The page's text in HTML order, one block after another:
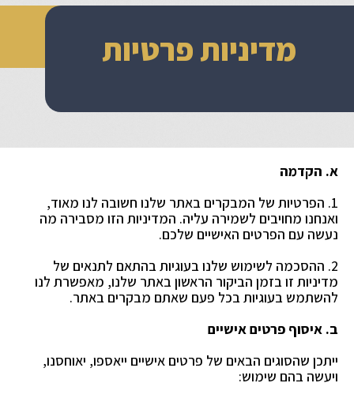
מדיניות פרטיות
א. הקדמה
1. הפרטיות של המבקרים באתר שלנו חשובה לנו מאוד,
ואנחנו מחויבים לשמירה עליה. המדיניות הזו מסבירה מה
נעשה עם הפרטים האישיים שלכם.
2. ההסכמה לשימוש שלנו בעוגיות בהתאם לתנאים של
מדיניות זו בזמן הביקור הראשון באתר שלנו, מאפשרת לנו
להשתמש בעוגיות בכל פעם שאתם מבקרים באתר.
ב. איסוף פרטים אישיים
ייתכן שהסוגים הבאים של פרטים אישיים ייאספו, יאוחסנו,
ויעשה בהם שימוש: